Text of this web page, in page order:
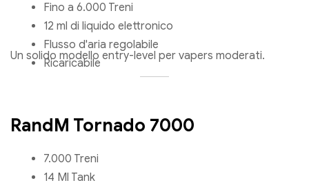
Fino a 6.000 Treni
12 ml di liquido elettronico
Flusso d'aria regolabile
Ricaricabile
Un solido modello entry-level per vapers moderati.
RandM Tornado 7000
7.000 Treni
14 Ml Tank